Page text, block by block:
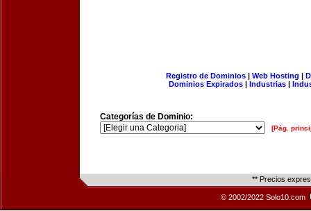
Registro de Dominios| Web Hosting |
Dominios Expirados | Industrias |
Categorías de Dominio:
[Pág.
** Precios
© 2002/2022 Solo10.com